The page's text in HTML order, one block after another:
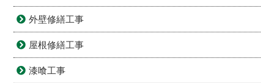
外壁修繕工事
屋根修繕工事
漆喰工事